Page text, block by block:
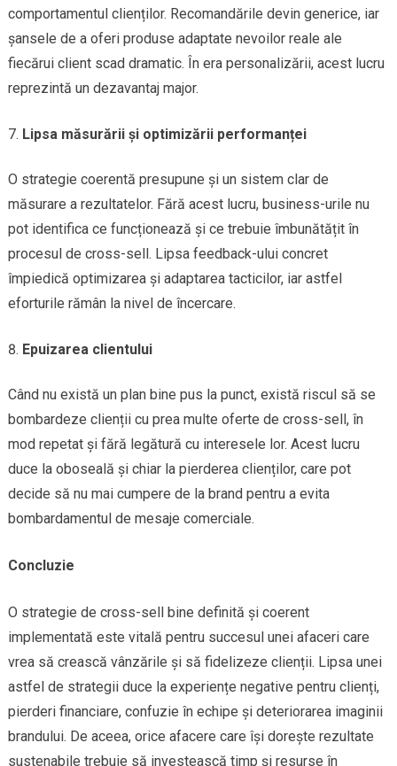
comportamentul clienților. Recomandările devin generice, iar
șansele de a oferi produse adaptate nevoilor reale ale
fiecărui client scad dramatic. În era personalizării, acest lucru
reprezintă un dezavantaj major.
Lipsa măsurării și optimizării performanței
O strategie coerentă presupune și un sistem clar de
măsurare a rezultatelor. Fără acest lucru, business-urile nu
pot identifica ce funcționează și ce trebuie îmbunătățit în
procesul de cross-sell. Lipsa feedback-ului concret
împiedică optimizarea și adaptarea tacticilor, iar astfel
eforturile rămân la nivel de încercare.
Epuizarea clientului
Când nu există un plan bine pus la punct, există riscul să se
bombardeze clienții cu prea multe oferte de cross-sell, în
mod repetat și fără legătură cu interesele lor. Acest lucru
duce la oboseală și chiar la pierderea clienților, care pot
decide să nu mai cumpere de la brand pentru a evita
bombardamentul de mesaje comerciale.
Concluzie
O strategie de cross-sell bine definită și coerent
implementată este vitală pentru succesul unei afaceri care
vrea să crească vânzările și să fidelizeze clienții. Lipsa unei
astfel de strategii duce la experiențe negative pentru clienți,
pierderi financiare, confuzie în echipe și deteriorarea imaginii
brandului. De aceea, orice afacere care își dorește rezultate
sustenabile trebuie să investească timp și resurse în